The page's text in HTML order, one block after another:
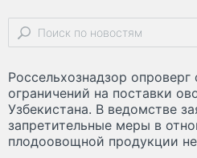
Россельхознадзор
ограничений на поставки
Узбекистана. В ведомстве
запретительные меры в
плодоовощной продукции